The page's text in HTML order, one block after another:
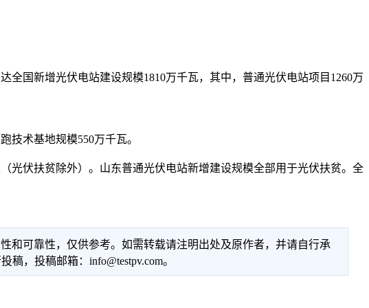
国新增光伏电站建设规模1810万千瓦，其中，普通光伏电站项目1260万
术基地规模550万千瓦。
伏扶贫除外）。山东普通光伏电站新增建设规模全部用于光伏扶贫。全
和可靠性，仅供参考。如需转载请注明出处及原作者，并请自行承
，投稿邮箱：info@testpv.com。